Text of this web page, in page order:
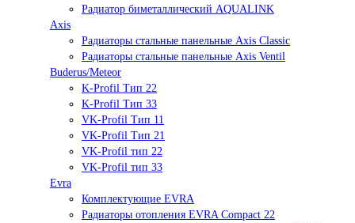
Радиатор биметаллический AQUALINK
Axis
Радиаторы стальные панельные Axis Classic
Радиаторы стальные панельные Axis Ventil
Buderus/Meteor
K-Profil Тип 22
K-Profil Тип 33
VK-Profil Тип 11
VK-Profil Тип 21
VK-Profil тип 22
VK-Profil тип 33
Evra
Комплектующие EVRA
Радиаторы отопления EVRA Compact 22